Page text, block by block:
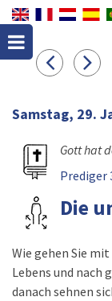
Samstag, 29.
Gott hat
Prediger
Die
Wie gehen Sie
Lebens und nach
danach sehnen